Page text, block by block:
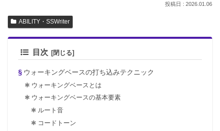
2026.01.06
ABILITY・SSWriter
目次
ウォーキングベースの打ち込みテクニック
ウォーキングベースとは
ウォーキングベースの基本要素
ルート音
コードトーン